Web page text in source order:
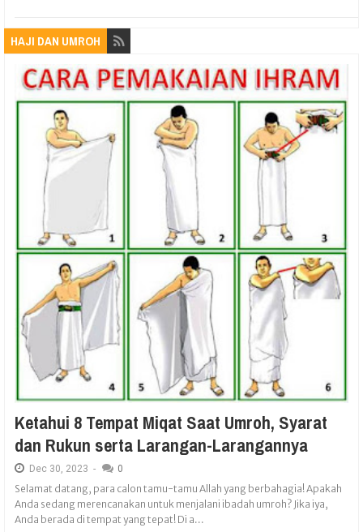
HAJI DAN UMROH
Ketahui 8 Tempat Miqat Saat Umroh, Syarat
dan Rukun serta Larangan-Larangannya
Dec 30, 2023 - 0
Selamat datang, para calon tamu-tamu Allah yang berbahagia! Apakah
Anda sedang merencanakan untuk menjalani ibadah umroh? Jika iya,
Anda berada di tempat yang tepat! Di a...